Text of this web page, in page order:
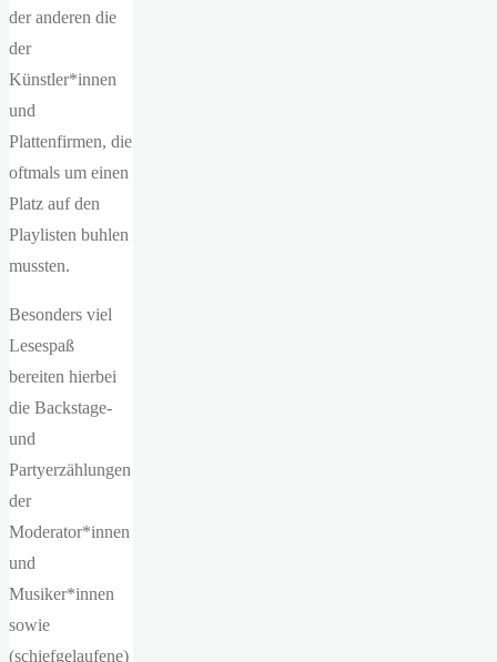
der anderen die
der
Künstler*innen
und
Plattenfirmen, die
oftmals um einen
Platz auf den
Playlisten buhlen
mussten.
Besonders viel
Lesespaß
bereiten hierbei
die Backstage-
und
Partyerzählungen
der
Moderator*innen
und
Musiker*innen
sowie
(schiefgelaufene)